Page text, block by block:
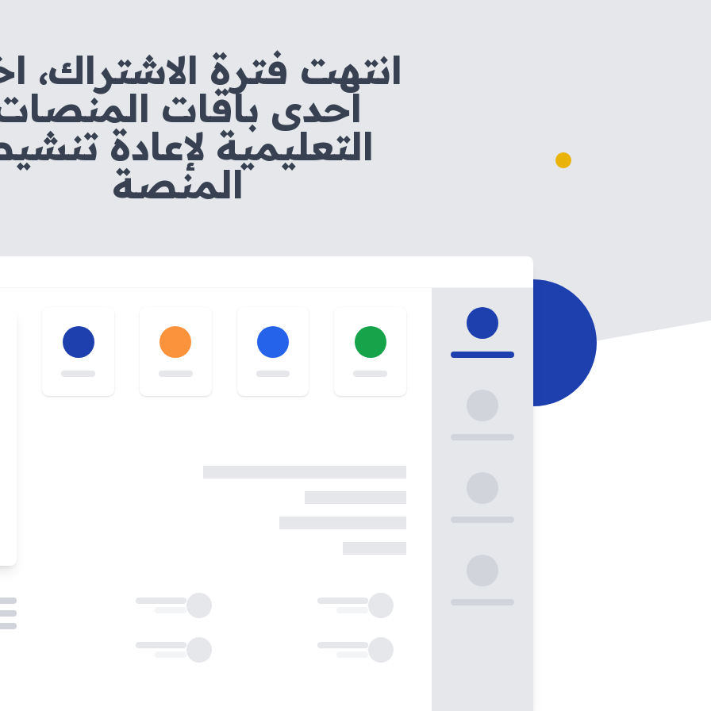
انتهت فترة الاشتراك،
احدى باقات
التعليمية لإعادة
المنصة